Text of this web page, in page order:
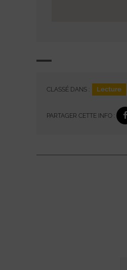
CLASSÉ DANS : Lecture
PARTAGER CETTE INFO :